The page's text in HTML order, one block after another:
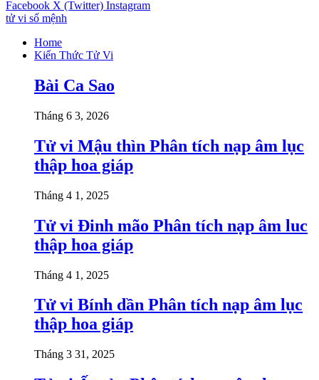
Facebook X (Twitter) Instagram
tử vi số mệnh
Home
Kiến Thức Tử Vi
Bài Ca Sao
Tháng 6 3, 2026
Tử vi Mậu thìn Phân tích nạp âm lục
thập hoa giáp
Tháng 4 1, 2025
Tử vi Đinh mão Phân tích nạp âm luc
thập hoa giáp
Tháng 4 1, 2025
Tử vi Bính dần Phân tích nạp âm lục
thập hoa giáp
Tháng 3 31, 2025